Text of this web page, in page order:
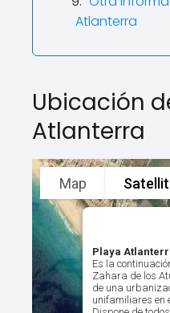
Atlanterra
Ubicación
Atlanterra
Playa
Es la
Zahara de los
de una
unifamiliares en
Map